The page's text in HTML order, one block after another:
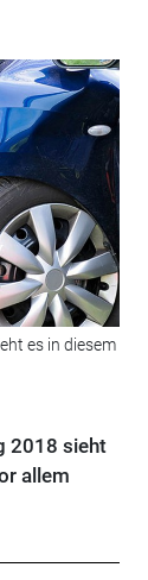
es in diesem
2018 sieht
allem